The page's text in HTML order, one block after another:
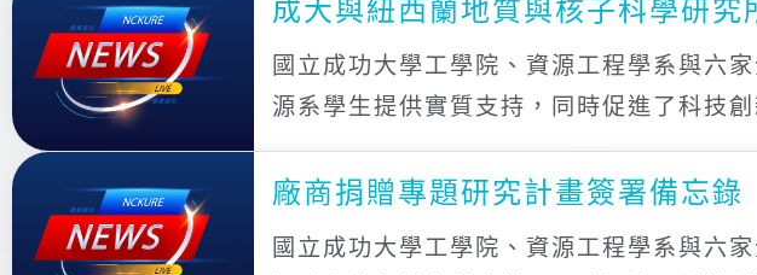
成大與紐西蘭地質與核子科學研
國立成功大學工學院、資源工程學系與六
源系學生提供實質支持，同時促進了科技創
廠商捐贈專題研究計畫簽署備忘錄
國立成功大學工學院、資源工程學系與六